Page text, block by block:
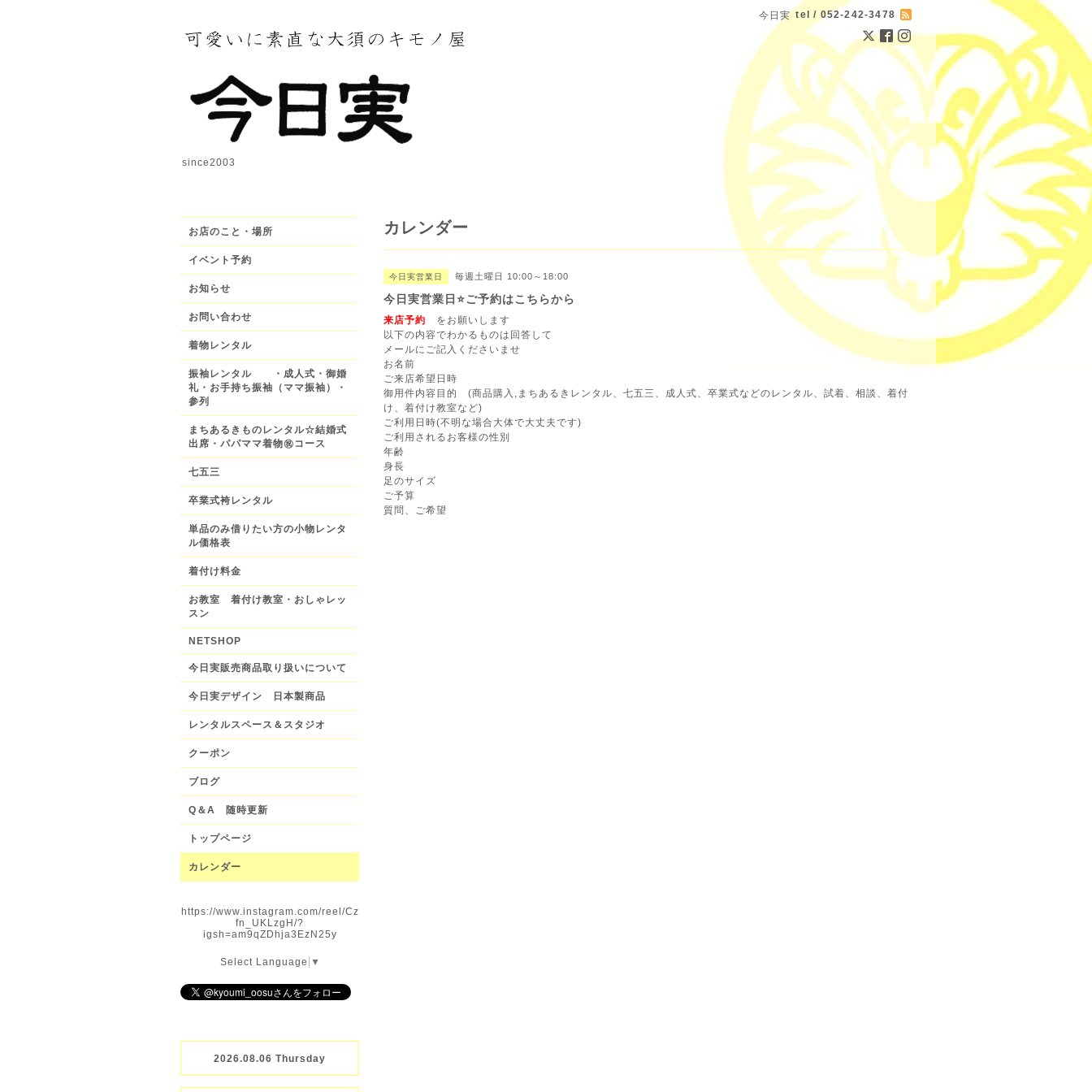
今日実 tel / 052-242-3478
since2003
カレンダー
今日実営業日 毎週土曜日 10:00～18:00
今日実営業日⭐️ご予約はこちらから
来店予約 をお願いします
以下の内容でわかるものは回答して
メールにご記入くださいませ
お名前
ご来店希望日時
御用件内容目的 (商品購入,まちあるきレンタル、七五三、成人式、卒業式などのレンタル、試着、相談、着付
け、着付け教室など)
ご利用日時(不明な場合大体で大丈夫です)
ご利用されるお客様の性別
年齢
身長
足のサイズ
ご予算
質問、ご希望
お店のこと・場所
イベント予約
お知らせ
お問い合わせ
着物レンタル
振袖レンタル ・成人式・御婚
礼・お手持ち振袖（ママ振袖）・
参列
まちあるきものレンタル☆結婚式
出席・パパママ着物㊗️コース
七五三
卒業式袴レンタル
単品のみ借りたい方の小物レンタ
ル価格表
着付け料金
お教室 着付け教室・おしゃレッ
スン
NETSHOP
今日実販売商品取り扱いについて
今日実デザイン 日本製商品
レンタルスペース＆スタジオ
クーポン
ブログ
Q＆A 随時更新
トップページ
カレンダー
https://www.instagram.com/reel/Cz
fn_UKLzgH/?
igsh=am9qZDhja3EzN25y
Select Language ▼
2026.08.06 Thursday